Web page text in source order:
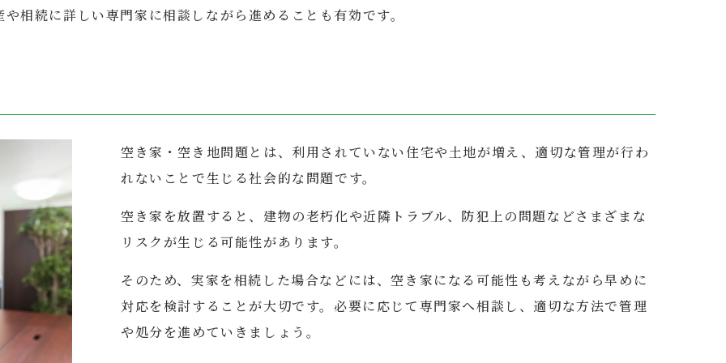
相続に詳しい専門家に相談しながら進めることも有効です。
空き家・空き地問題とは、利用されていない住宅や土地が増え、適切な管理が行わ
れないことで生じる社会的な問題です。
空き家を放置すると、建物の老朽化や近隣トラブル、防犯上の問題などさまざまな
リスクが生じる可能性があります。
そのため、実家を相続した場合などには、空き家になる可能性も考えながら早めに
対応を検討することが大切です。必要に応じて専門家へ相談し、適切な方法で管理
や処分を進めていきましょう。